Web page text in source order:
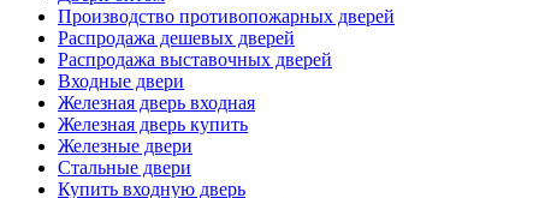
Производство противопожарных дверей
Распродажа дешевых дверей
Распродажа выставочных дверей
Входные двери
Железная дверь входная
Железная дверь купить
Железные двери
Стальные двери
Купить входную дверь